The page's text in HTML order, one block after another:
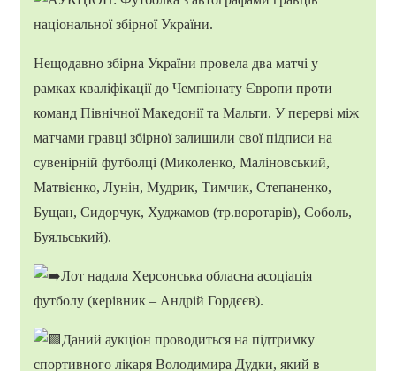
Нещодавно збірна України провела два матчі у
рамках кваліфікації до Чемпіонату Європи проти
команд Північної Македонії та Мальти. У перерві між
матчами гравці збірної залишили свої підписи на
сувенірній футболці (Миколенко, Маліновський,
Матвієнко, Лунін, Мудрик, Тимчик, Степаненко,
Бущан, Сидорчук, Худжамов (тр.воротарів), Соболь,
Буяльський).
Лот надала Херсонська обласна асоціація
футболу (керівник – Андрій Гордєєв).
Даний аукціон проводиться на підтримку
спортивного лікаря Володимира Дудки, який в